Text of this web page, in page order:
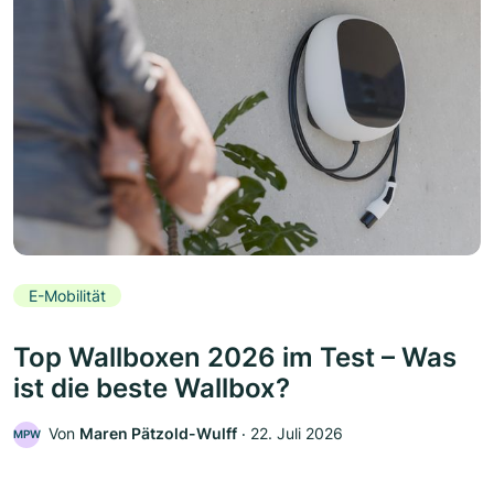
E-Mobilität
Top Wallboxen 2026 im Test – Was
ist die beste Wallbox?
MPW Von Maren Pätzold-Wulff ‧ 22. Juli 2026